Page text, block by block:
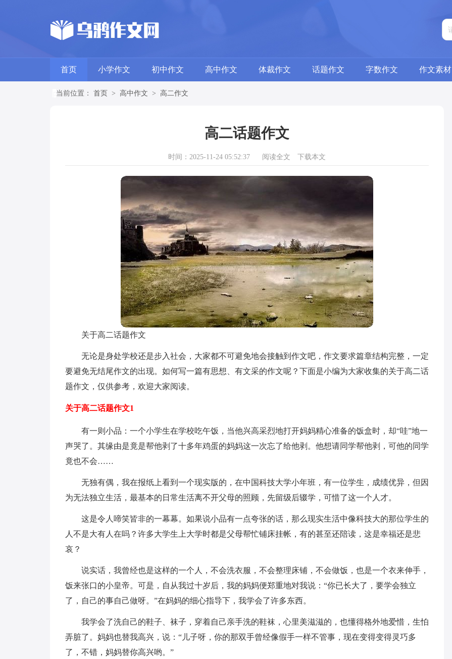
首页 小学作文 初中作文 高中作文 体裁作文 话题作文 字数作文 作文素材
当前位置： 首页 > 高中作文 > 高二作文
高二话题作文
时间：2025-11-24 05:52:37 阅读全文 下载本文
关于高二话题作文
无论是身处学校还是步入社会，大家都不可避免地会接触到作文吧，作文要求篇章结构完整，一定
要避免无结尾作文的出现。如何写一篇有思想、有文采的作文呢？下面是小编为大家收集的关于高二话
题作文，仅供参考，欢迎大家阅读。
关于高二话题作文1
有一则小品：一个小学生在学校吃午饭，当他兴高采烈地打开妈妈精心准备的饭盒时，却“哇”地一
声哭了。其缘由是竟是帮他剥了十多年鸡蛋的妈妈这一次忘了给他剥。他想请同学帮他剥，可他的同学
竟也不会……
无独有偶，我在报纸上看到一个现实版的，在中国科技大学小年班，有一位学生，成绩优异，但因
为无法独立生活，最基本的日常生活离不开父母的照顾，先留级后辍学，可惜了这一个人才。
这是令人啼笑皆非的一幕幕。如果说小品有一点夸张的话，那么现实生活中像科技大的那位学生的
人不是大有人在吗？许多大学生上大学时都是父母帮忙铺床挂帐，有的甚至还陪读，这是幸福还是悲
哀？
说实话，我曾经也是这样的一个人，不会洗衣服，不会整理床铺，不会做饭，也是一个衣来伸手，
饭来张口的小皇帝。可是，自从我过十岁后，我的妈妈便郑重地对我说：“你已长大了，要学会独立
了，自己的事自己做呀。”在妈妈的细心指导下，我学会了许多东西。
我学会了洗自己的鞋子、袜子，穿着自己亲手洗的鞋袜，心里美滋滋的，也懂得格外地爱惜，生怕
弄脏了。妈妈也替我高兴，说：“儿子呀，你的那双手曾经像假手一样不管事，现在变得变得灵巧多
了，不错，妈妈替你高兴哟。”